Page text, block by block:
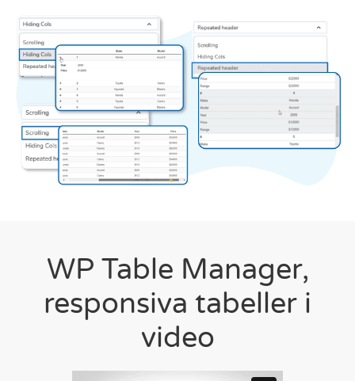
WP Table Manager,
responsiva tabeller i
video